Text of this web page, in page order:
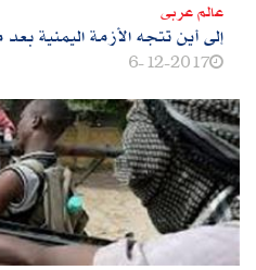
عالم عربى
إلى أين تتجه الأزمة اليمنية
6-12-2017